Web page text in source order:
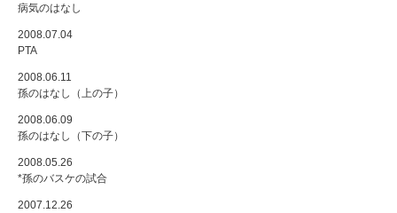
病気のはなし
2008.07.04
PTA
2008.06.11
孫のはなし（上の子）
2008.06.09
孫のはなし（下の子）
2008.05.26
*孫のバスケの試合
2007.12.26